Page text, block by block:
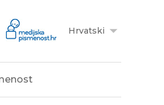
Hrvatski